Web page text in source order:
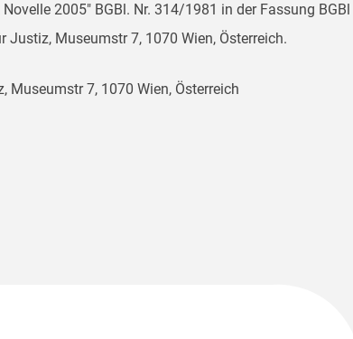
2005" BGBl. Nr. 314/1981 in der Fassung
Museumstr 7, 1070 Wien, Österreich.
7, 1070 Wien, Österreich